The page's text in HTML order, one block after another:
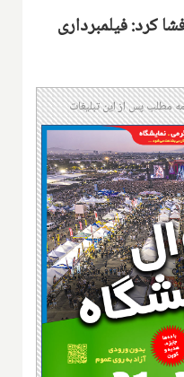
آواتار ۲ و ۳ را افشا کرد: فیلمبرداری
مطلب پس از این تبلیغات